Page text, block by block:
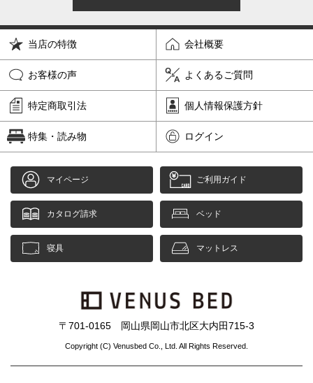
当店の特徴 会社概要
お客様の声 よくあるご質問
特定商取引法 個人情報保護方針
特集・読み物 ログイン
マイページ ご利用ガイド
カタログ請求 ベッド
寝具 マットレス
〒701-0165 岡山県岡山市北区大内田715-3
Copyright (C) Venusbed Co., Ltd. All Rights Reserved.